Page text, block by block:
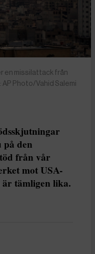
en missilattack från
Photo/Vahid Salemi
på den
från vår
mot USA-
är tämligen lika.